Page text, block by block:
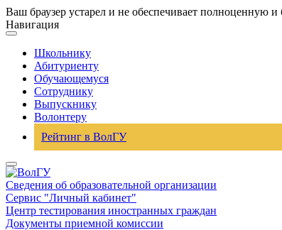
Ваш браузер устарел и не обеспечивает полноценную
Навигация
Школьнику
Абитуриенту
Обучающемуся
Сотруднику
Выпускнику
Волонтеру
Рейтинг в ВолГУ
Сведения об образовательной организации
Сервис "Личный кабинет"
Центр тестирования иностранных граждан
Документы приемной комиссии